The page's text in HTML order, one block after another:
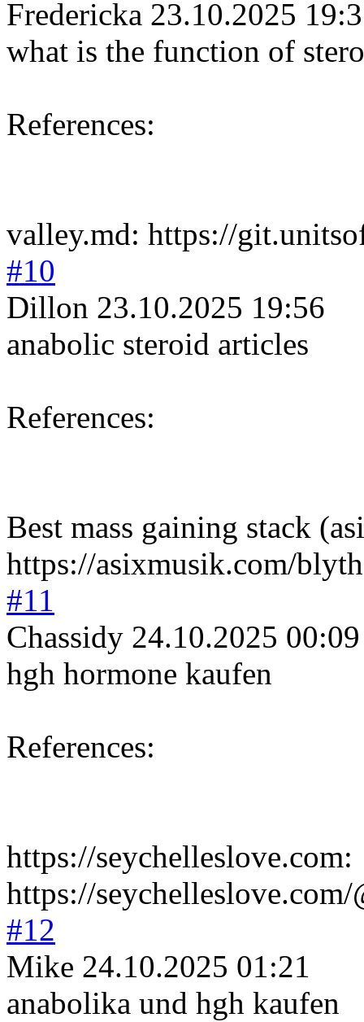
Fredericka 23.10.2025
what is the function of
References:
valley.md: https://
#10
Dillon 23.10.2025 19:56
anabolic steroid articles
References:
Best mass gaining stack
https://asixmusik.com/
#11
Chassidy 24.10.2025 00:09
hgh hormone kaufen
References:
https://seychelleslove.com:
https://
#12
Mike 24.10.2025 01:21
anabolika und hgh kaufen